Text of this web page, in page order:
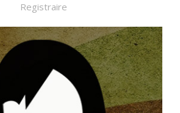
Registraire